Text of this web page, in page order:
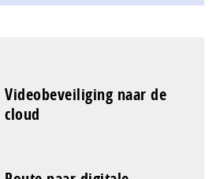
Videobeveiliging naar de
cloud